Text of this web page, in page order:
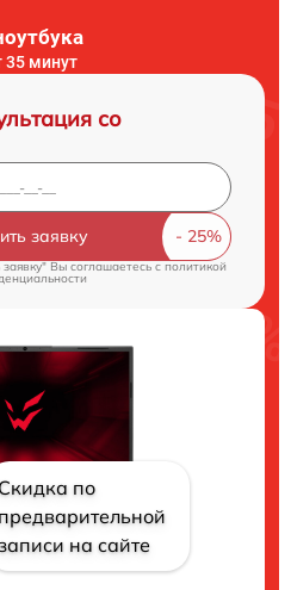
35 минут
со
заявку
Вы соглашаетесь cполитикой
Скидка по
предварительной
на сайте